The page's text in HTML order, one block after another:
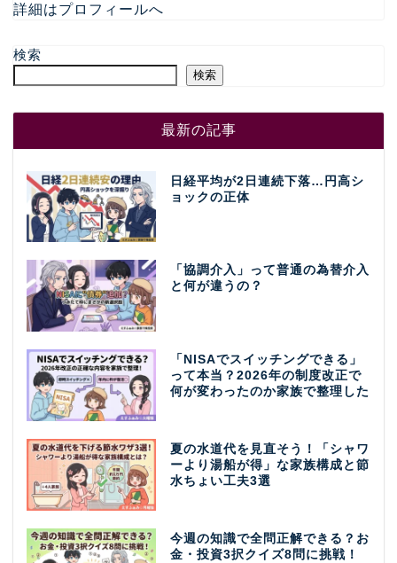
詳細はプロフィールへ
検索
検索
最新の記事
日経平均が2日連続下落…円高シ
ョックの正体
「協調介入」って普通の為替介入
と何が違うの？
「NISAでスイッチングできる」
って本当？2026年の制度改正で
何が変わったのか家族で整理した
夏の水道代を見直そう！「シャワ
ーより湯船が得」な家族構成と節
水ちょい工夫3選
今週の知識で全問正解できる？お
金・投資3択クイズ8問に挑戦！